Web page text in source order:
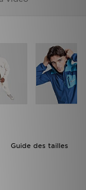
Guide des tailles